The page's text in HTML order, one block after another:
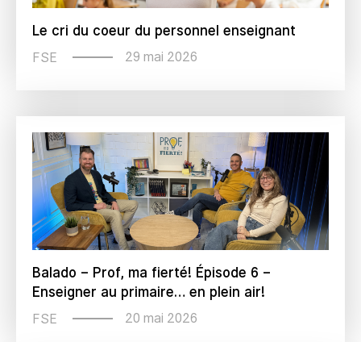
Le cri du coeur du personnel enseignant
FSE 29 mai 2026
Balado – Prof, ma fierté! Épisode 6 –
Enseigner au primaire… en plein air!
FSE 20 mai 2026